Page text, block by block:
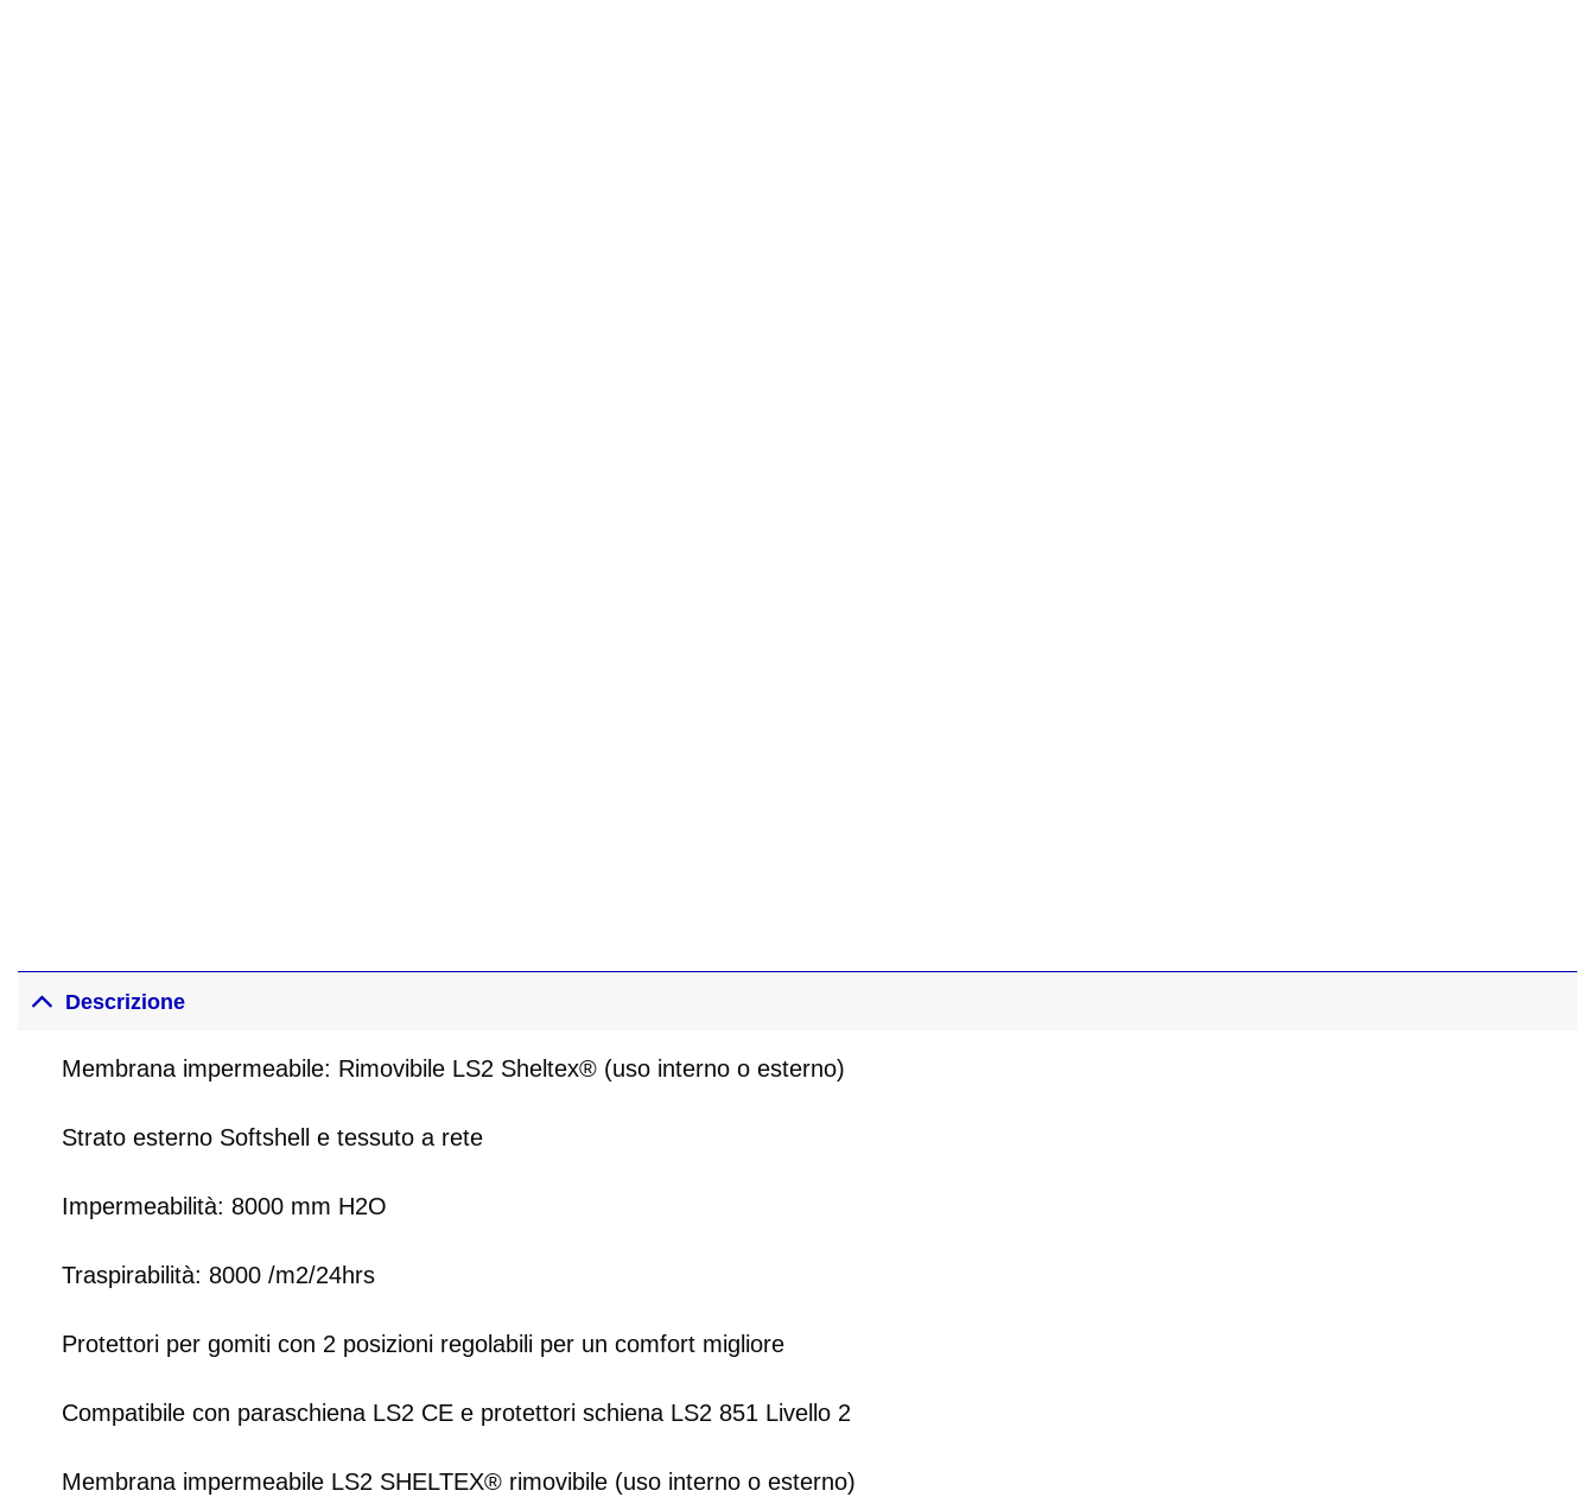
Descrizione
Membrana impermeabile: Rimovibile LS2 Sheltex® (uso interno o esterno)
Strato esterno Softshell e tessuto a rete
Impermeabilità: 8000 mm H2O
Traspirabilità: 8000 /m2/24hrs
Protettori per gomiti con 2 posizioni regolabili per un comfort migliore
Compatibile con paraschiena LS2 CE e protettori schiena LS2 851 Livello 2
Membrana impermeabile LS2 SHELTEX® rimovibile (uso interno o esterno)